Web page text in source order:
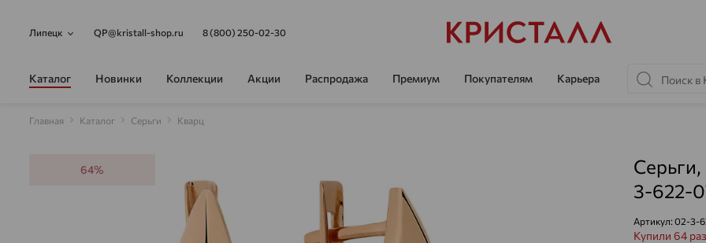
Липецк QP@kristall-shop.ru 8 (800) 250-02-30
Каталог Новинки Коллекции Акции Распродажа Премиум Покупателям Карьера
Главная Каталог Серьги Кварц
64%
3-622-
Артикул: 02-3-
Купили 64 раз